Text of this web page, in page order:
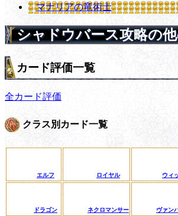
マナリアの竜術士
シャドウバース攻略の
カード評価一覧
全カード評価
クラス別カード一覧
エルフ ロイヤル ウィ
ドラゴン ネクロマンサー ヴァン